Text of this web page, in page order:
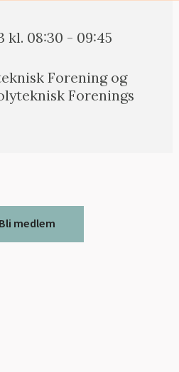
kl. 08:30 - 09:45
Forening og
Forenings
Bli medlem